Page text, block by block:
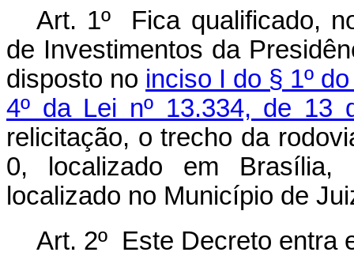
Art. 1º Fica qualificado,
de Investimentos da
disposto no inciso I do § 1º
4º da Lei nº 13.334, de 13
relicitação, o trecho da
0, localizado em
localizado no Município de
Art. 2º Este Decreto entra